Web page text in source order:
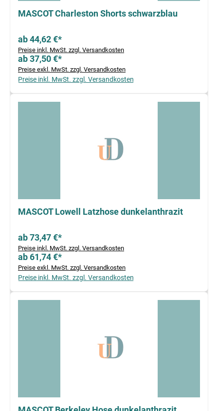
MASCOT Charleston Shorts schwarzblau
ab 44,62 €*
Preise inkl. MwSt. zzgl. Versandkosten
ab 37,50 €*
Preise exkl. MwSt. zzgl. Versandkosten
Preise inkl. MwSt. zzgl. Versandkosten
MASCOT Lowell Latzhose dunkelanthrazit
ab 73,47 €*
Preise inkl. MwSt. zzgl. Versandkosten
ab 61,74 €*
Preise exkl. MwSt. zzgl. Versandkosten
Preise inkl. MwSt. zzgl. Versandkosten